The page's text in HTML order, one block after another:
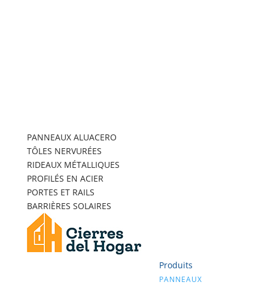
PANNEAUX ALUACERO
TÔLES NERVURÉES
RIDEAUX MÉTALLIQUES
PROFILÉS EN ACIER
PORTES ET RAILS
BARRIÈRES SOLAIRES
Produits
PANNEAUX